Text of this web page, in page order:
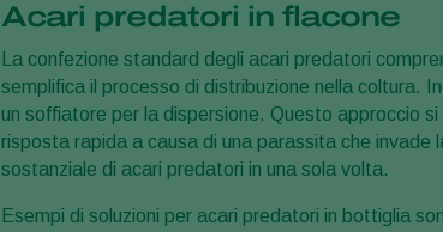
Acari predatori in flacone
La confezione standard degli acari predatori
semplifica il processo di distribuzione nella coltura.
un soffiatore per la dispersione. Questo approccio
risposta rapida a causa di una parassita che invade
sostanziale di acari predatori in una sola volta.
Esempi di soluzioni per acari predatori in bottiglia